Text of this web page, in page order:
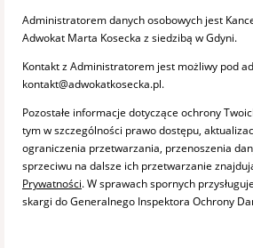
Administratorem danych osobowych jest
Adwokat Marta Kosecka z siedzibą w Gdyni.
Kontakt z Administratorem jest możliwy pod
kontakt@adwokatkosecka.pl.
Pozostałe informacje dotyczące ochrony
tym w szczególności prawo dostępu,
ograniczenia przetwarzania, przenoszenia
sprzeciwu na dalsze ich przetwarzanie
Prywatności. W sprawach spornych
skargi do Generalnego Inspektora Ochrony